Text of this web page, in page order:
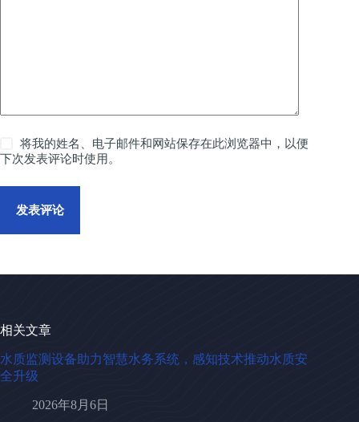
将我的姓名、电子邮件和网站保存在此浏览器中，以便
下次发表评论时使用。
发表评论
相关文章
水质监测设备助力智慧水务系统，感知技术推动水质安
全升级
2026年8月6日